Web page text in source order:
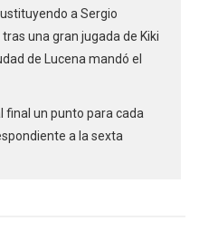
a Sergio
una gran jugada de Kiki
de Lucena mandó el
final un punto para cada
a la sexta